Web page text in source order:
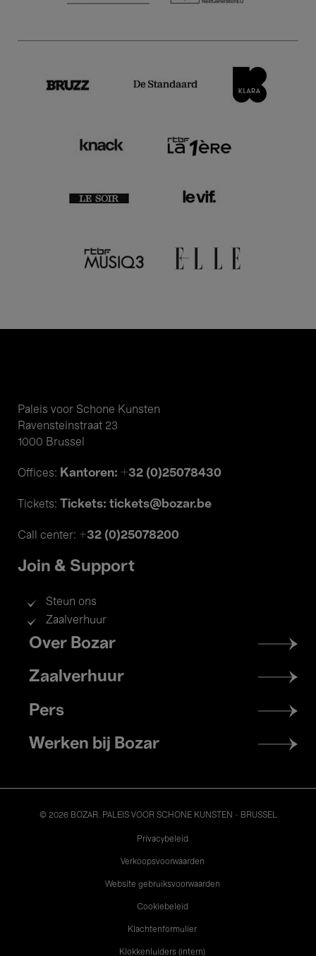
Paleis voor Schone Kunsten
Ravensteinstraat 23
1000 Brussel
Offices: Kantoren: +32 (0)25078430
Tickets: Tickets: tickets@bozar.be
Call center: +32 (0)25078200
Join & Support
Steun ons
Zaalverhuur
Footer
menu
Over Bozar
Zaalverhuur
Pers
Werken bij Bozar
© 2026 BOZAR. PALEIS VOOR SCHONE KUNSTEN - BRUSSEL
Privacybeleid
Verkoopsvoorwaarden
Website gebruiksvoorwaarden
Cookiebeleid
Klachtenformulier
Klokkenluiders (intern)